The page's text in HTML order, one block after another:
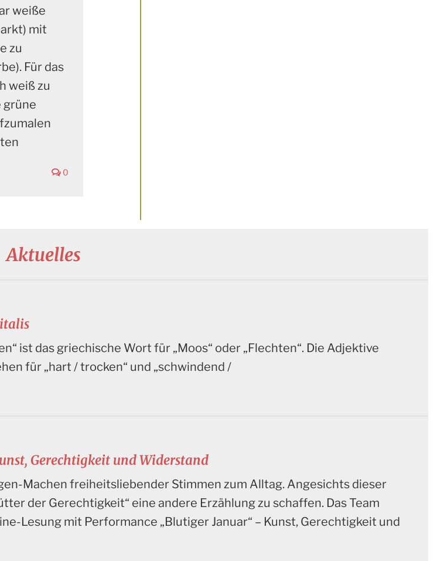
weiße
mit
zu
Für das
weiß zu
grüne
0
Aktuelles
ist das griechische Wort für „Moos“ oder „Flechten“. Die Adjektive
für „hart / trocken“ und „schwindend /
Gerechtigkeit und Widerstand
Machen freiheitsliebender Stimmen zum Alltag. Angesichts dieser
der Gerechtigkeit“ eine andere Erzählung zu schaffen. Das Team
Lesung mit Performance „Blutiger Januar“ – Kunst, Gerechtigkeit und